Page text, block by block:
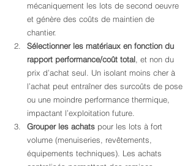
mécaniquement les lots de second oeuvre
et génère des coûts de maintien de
chantier.
Sélectionner les matériaux en fonction du
rapport performance/coût total, et non du
prix d’achat seul. Un isolant moins cher à
l’achat peut entraîner des surcoûts de pose
ou une moindre performance thermique,
impactant l’exploitation future.
Grouper les achats pour les lots à fort
volume (menuiseries, revêtements,
équipements techniques). Les achats